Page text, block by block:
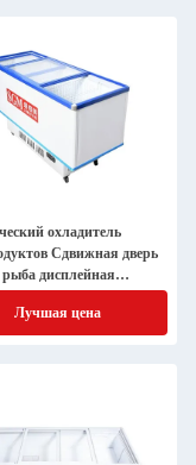
охладитель
Сдвижная дверь
дисплейная
Лучшая цена